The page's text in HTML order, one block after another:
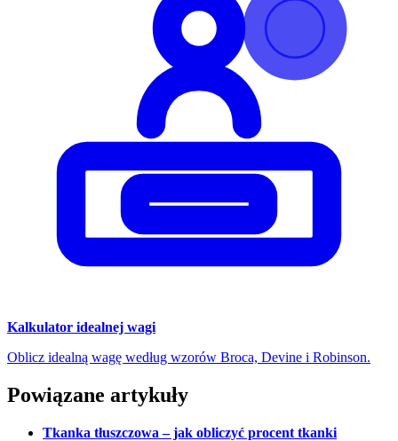
Kalkulator idealnej wagi
Oblicz idealną wagę według wzorów Broca, Devine i Robinson.
Powiązane artykuły
Tkanka tłuszczowa – jak obliczyć procent tkanki